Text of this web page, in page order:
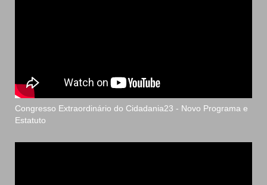
Congresso Extraordinário do Cidadania23 - Novo Programa e
Estatuto